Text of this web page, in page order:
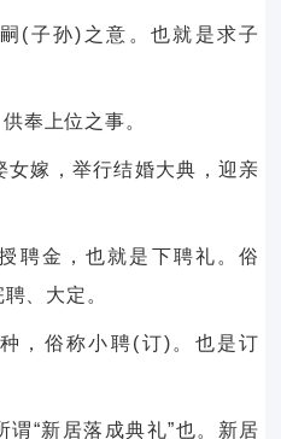
(子孙)之意。也就是求子
奉上位之事。
女嫁，举行结婚大典，迎亲
聘金，也就是下聘礼。俗
、大定。
，俗称小聘(订)。也是订
谓“新居落成典礼”也。新居